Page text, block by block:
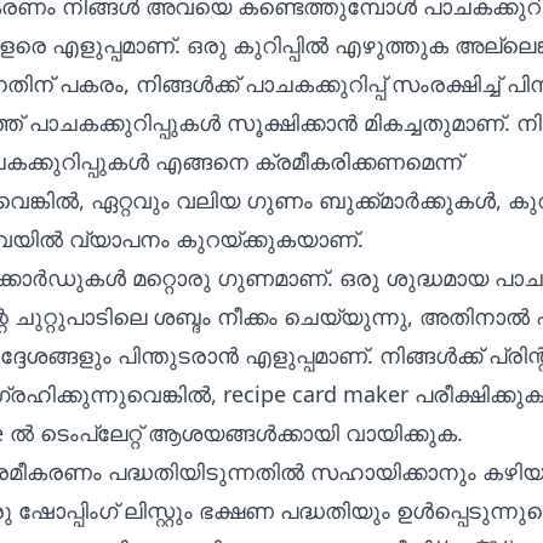
നിങ്ങൾ അവയെ കണ്ടെത്തുമ്പോൾ
എളുപ്പമാണ്. ഒരു കുറിപ്പിൽ എഴുത്തുക
പകരം, നിങ്ങൾക്ക് പാചകക്കുറിപ്പ് സംരക്ഷിച്ച്
സൂക്ഷിക്കാൻ മികച്ചതുമാണ്.
എങ്ങനെ ക്രമീകരിക്കണമെന്ന്
ഏറ്റവും വലിയ ഗുണം ബുക്ക്മാർക്കുകൾ,
വ്യാപനം കുറയ്ക്കുകയാണ്.
മറ്റൊരു ഗുണമാണ്. ഒരു ശുദ്ധമായ
ചുറ്റുപാടിലെ ശബ്ദം നീക്കം ചെയ്യുന്നു, അതിനാൽ
പിന്തുടരാൻ എളുപ്പമാണ്. നിങ്ങൾക്ക്
recipe card maker
ൽ ടെംപ്ലേറ്റ് ആശയങ്ങൾക്കായി വായിക്കുക.
പദ്ധതിയിടുന്നതിൽ സഹായിക്കാനും
ഷോപ്പിംഗ് ലിസ്റ്റും ഭക്ഷണ പദ്ധതിയും